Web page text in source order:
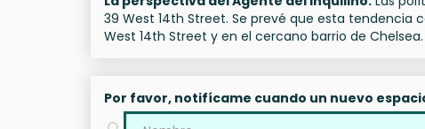
39 West 14th Street. Se prevé que esta tendencia
West 14th Street y en el cercano barrio de Chelsea.
Por favor, notifícame cuando un nuevo